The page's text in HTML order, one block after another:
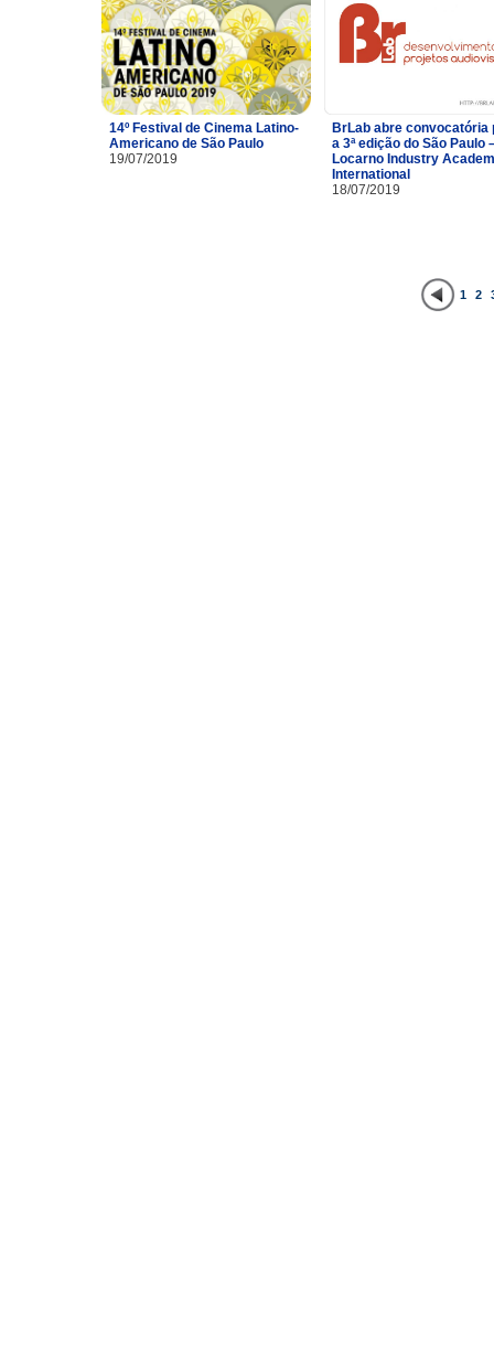
14º Festival de Cinema Latino-
Americano de São Paulo
19/07/2019
BrLab abre convocatória
a 3ª edição do São Paulo
Locarno Industry
International
18/07/2019
1 2